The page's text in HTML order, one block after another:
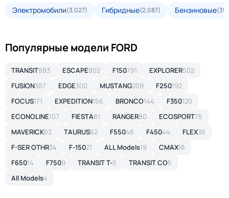
Электромобили(3,027) Гибридные(2,087) Бензиновые
Популярные модели FORD
TRANSIT883 ESCAPE802 F150791 EXPLORER502
FUSION387 EDGE300 MUSTANG209 F250192
FOCUS171 EXPEDITION156 BRONCO144 F350120
ECONOLINE107 FIESTA81 RANGER80 ECOSPORT75
MAVERICK62 TAURUS62 F55048 F45044 FLEX36
F-SER OTHR34 F-15021 ALL Models19 CMAX18
F65014 F7509 TRANSIT T-5 TRANSIT CO5
All Models4